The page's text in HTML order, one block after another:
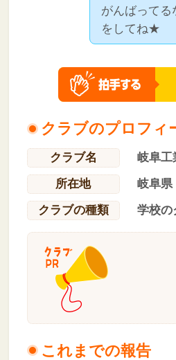
がんばってる
をしてね★
クラブのプロフィ
クラブ名
岐阜
所在地
岐阜県
クラブの種類
学校の
これまでの報告